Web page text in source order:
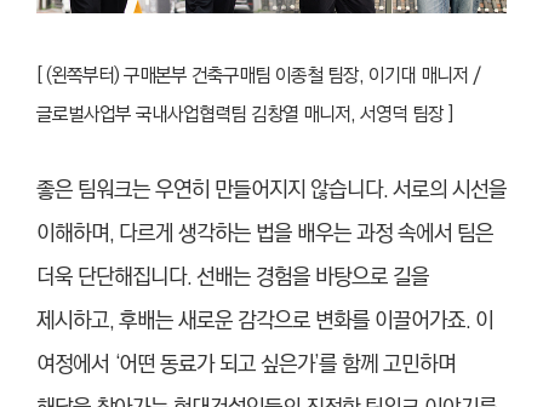
[ (왼쪽부터) 구매본부 건축구매팀 이종철 팀장, 이기대 매니저 /
글로벌사업부 국내사업협력팀 김창열 매니저, 서영덕 팀장 ]
좋은 팀워크는 우연히 만들어지지 않습니다. 서로의 시선을
이해하며, 다르게 생각하는 법을 배우는 과정 속에서 팀은
더욱 단단해집니다. 선배는 경험을 바탕으로 길을
제시하고, 후배는 새로운 감각으로 변화를 이끌어가죠. 이
여정에서 ‘어떤 동료가 되고 싶은가’를 함께 고민하며